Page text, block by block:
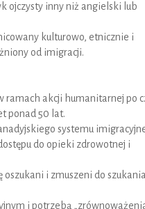
ojczysty inny niż angielski lub
kulturowo, etnicznie i
od imigracji.
ramach akcji humanitarnej po
ponad 50 lat.
systemu
do opieki zdrowotnej i
oszukani i zmuszeni do szukania
i potrzebą